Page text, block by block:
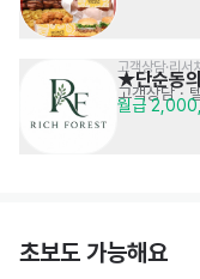
고객상담·리서
★단순동
모래내시
고객상담 ·
월급
초보도 가능해요